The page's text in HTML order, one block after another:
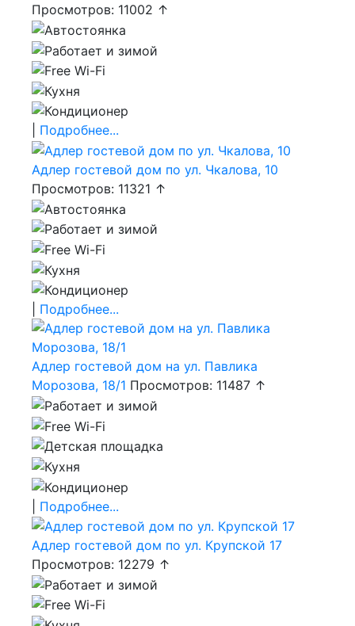
Просмотров: 11002 ↑
Подробнее...
Адлер гостевой дом по ул. Чкалова, 10
Просмотров: 11321 ↑
Подробнее...
Адлер гостевой дом на ул. Павлика
Морозова, 18/1 Просмотров: 11487 ↑
Подробнее...
Адлер гостевой дом по ул. Крупской 17
Просмотров: 12279 ↑